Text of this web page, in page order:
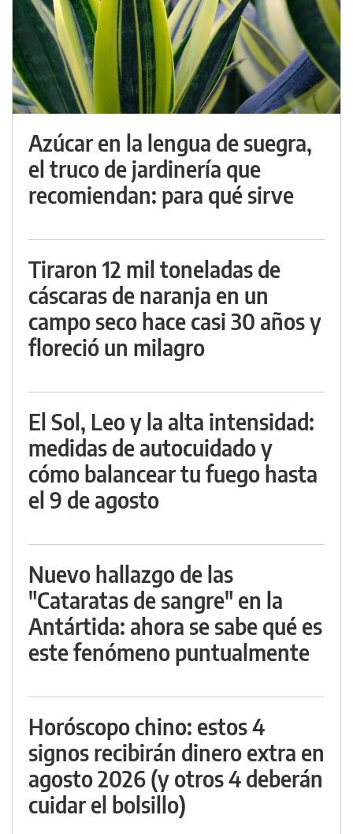
Azúcar en la lengua de suegra,
el truco de jardinería que
recomiendan: para qué sirve
Tiraron 12 mil toneladas de
cáscaras de naranja en un
campo seco hace casi 30 años y
floreció un milagro
El Sol, Leo y la alta intensidad:
medidas de autocuidado y
cómo balancear tu fuego hasta
el 9 de agosto
Nuevo hallazgo de las
"Cataratas de sangre" en la
Antártida: ahora se sabe qué es
este fenómeno puntualmente
Horóscopo chino: estos 4
signos recibirán dinero extra en
agosto 2026 (y otros 4 deberán
cuidar el bolsillo)